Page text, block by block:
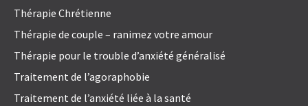
Thérapie Chrétienne
Thérapie de couple – ranimez votre amour
Thérapie pour le trouble d’anxiété généralisé
Traitement de l’agoraphobie
Traitement de l’anxiété liée à la santé